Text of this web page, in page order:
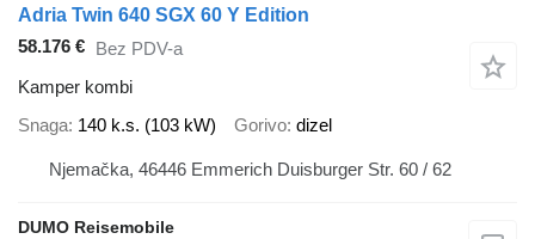
Adria Twin 640 SGX 60 Y Edition
58.176 € Bez PDV-a
Kamper kombi
Snaga 140 k.s. (103 kW) Gorivo dizel
Njemačka, 46446 Emmerich Duisburger Str. 60 / 62
DUMO Reisemobile